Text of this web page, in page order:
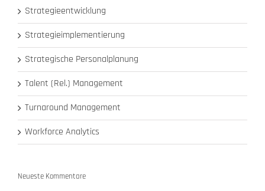
Strategieentwicklung
Strategieimplementierung
Strategische Personalplanung
Talent (Rel.) Management
Turnaround Management
Workforce Analytics
Neueste Kommentare